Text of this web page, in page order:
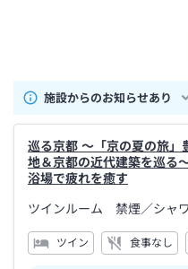
施設からのお知らせあり
巡る京都 ～「京の夏の旅」
地＆京都の近代建築を巡る
浴場で疲れを癒す
ツインルーム 禁煙／シャ
ツイン 食事なし